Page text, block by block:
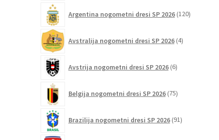
Argentina nogometni dresi SP 2026 120izdelkov
Avstralija nogometni dresi SP 2026 4izdelki
Avstrija nogometni dresi SP 2026 6izdelkov
Belgija nogometni dresi SP 2026 75izdelkov
Brazilija nogometni dresi SP 2026 91izdelkov